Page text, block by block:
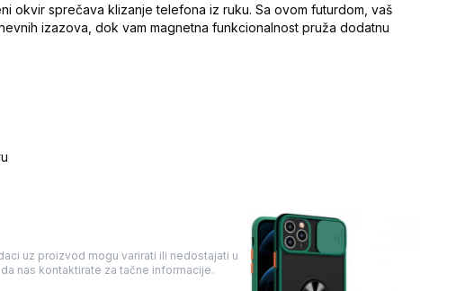
okvir sprečava klizanje telefona iz ruku. Sa ovom futurdom, vaš
izazova, dok vam magnetna funkcionalnost pruža dodatnu
uz proizvod mogu varirati ili nedostajati u
nas kontaktirate za tačne informacije.